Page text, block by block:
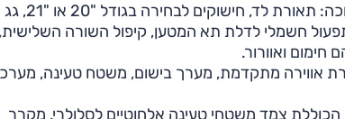
ניאו EL8 מוצע ברמת גימור 'אולטימייט' הכוללת רשימת אבזור ארוכה: תאורת לד, חישוקים לבחירה בגודל "20 או "21, גג
חשמלי לדלת תא המטען, קיפול השורה
ואוורור.
צג "12.8, תצוגה עילית, תאורת אווירה מתקדמת, מערך בישום, משטח טעינה,
צמד משטחי טעינה אלחוטיים לסלולרי, מקרר